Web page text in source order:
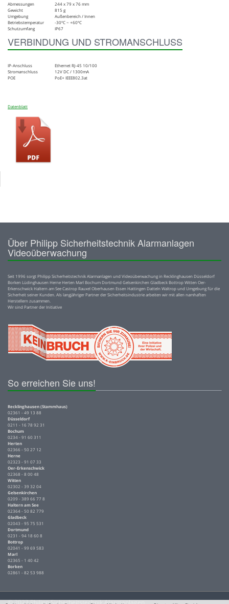
Abmessungen
244 x 79 x 76 mm
Gewicht
815 g
Umgebung
Außenbereich / Innen
Betriebstemperatur
-30ºC ~ +60ºC
Schutzumfang
IP67
VERBINDUNG UND STROMANSCHLUSS
IP-Anschluss
Ethernet RJ-45 10/100
Stromanschluss
12V DC / 1300mA
POE
PoE+ IEEE802.3at
Datenblatt
Über Philipp Sicherheitstechnik Alarmanlagen
Videoüberwachung
Seit 1996 sorgt Philipp Sicherheitstechnik Alarmanlagen und Videoüberwachung in Recklinghausen Düsseldorf
Borken Lüdinghausen Herne Herten Marl Bochum Dortmund Gelsenkirchen Gladbeck Bottrop Witten Oer-
Erkenschwick Haltern am See Castrop Rauxel Oberhausen Essen Hattingen Datteln Waltrop und Umgebung für die
Sicherheit seiner Kunden. Als langjähriger Partner der Sicherheitsindustrie arbeiten wir mit allen namhaften
Herstellern zusammen.
Wir sind Partner der Initiative
So erreichen Sie uns!
Recklinghausen (Stammhaus)
02361 - 49 13 88
Düsseldorf
0211 - 16 78 92 31
Bochum
0234 - 91 60 311
Herten
02366 - 50 27 12
Herne
02323 - 91 07 33
Oer-Erkenschwick
02368 - 8 00 48
Witten
02302 - 39 32 04
Gelsenkirchen
0209 - 389 66 77 8
Haltern am See
02364 - 50 82 779
Gladbeck
02043 - 95 75 531
Dortmund
0231 - 94 18 60 8
Bottrop
02041 - 99 69 583
Marl
02365 - 1 40 42
Borken
02861 - 82 53 988
© 2023 Philipp Sicherheitstechnik Alarmanlagen